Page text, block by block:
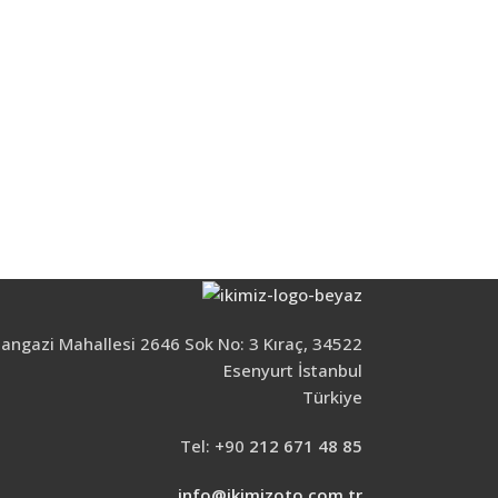
Mahallesi 2646 Sok No: 3 Kıraç, 34522
Esenyurt İstanbul
Türkiye
Tel: +90 212 671 48 85